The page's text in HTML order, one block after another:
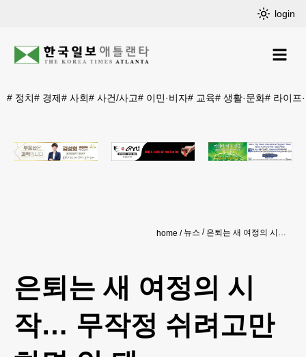
login
# 정치# 경제# 사회# 사건/사고# 이민·비자# 교육# 생활·문화# 라이프
home 뉴스 은퇴는 새 여정의 시작… 무작정 쉬려고만 하면 안 돼
은퇴는 새 여정의 시
작… 무작정 쉬려고만